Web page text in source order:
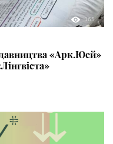
165
«Арк.Юей»